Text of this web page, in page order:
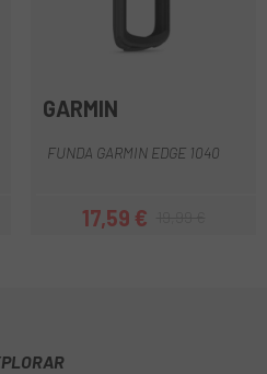
GARMIN
FUNDA GARMIN EDGE 1040
Precio
17,59 €Precio regular